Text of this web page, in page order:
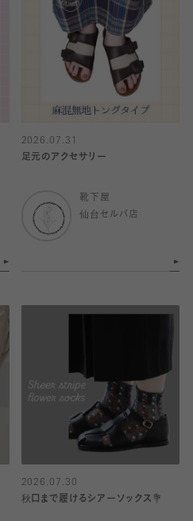
2026.07.31
足元のアクセサリー
靴下屋
仙台セルバ店
2026.07.30
秋口まで履けるシアーソックス💐